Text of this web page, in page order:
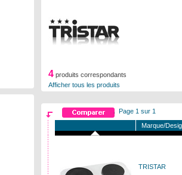
4 produits correspondants
Afficher tous les produits
Page 1 sur 1
Marque/
TRISTAR